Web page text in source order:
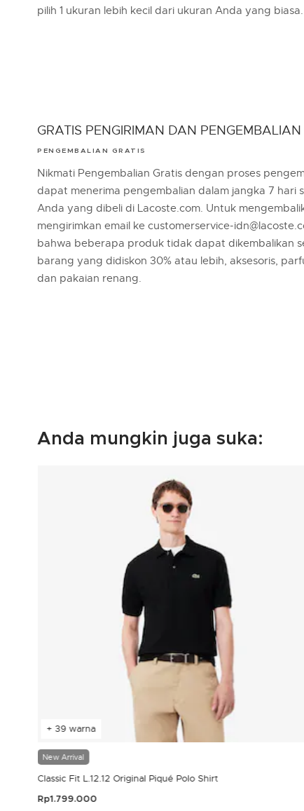
pilih 1 ukuran lebih kecil dari ukuran Anda yang biasa.
GRATIS PENGIRIMAN DAN PENGEMBALIAN
PENGEMBALIAN GRATIS
Nikmati Pengembalian Gratis dengan proses
dapat menerima pengembalian dalam jangka 7 hari
Anda yang dibeli di Lacoste.com. Untuk
mengirimkan email ke customerservice-
bahwa beberapa produk tidak dapat dikembalikan
barang yang didiskon 30% atau lebih, aksesoris,
dan pakaian renang.
Anda mungkin juga suka:
+ 39 warna
New Arrival
Classic Fit L.12.12 Original Piqué Polo Shirt
Rp1.799.000